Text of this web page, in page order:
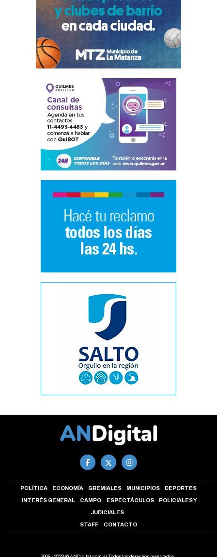
POLÍTICA ECONOMÍA GREMIALES MUNICIPIOS DEPORTES
INTERÉS GENERAL CAMPO ESPECTÁCULOS POLICIALES Y
JUDICIALES
STAFF CONTACTO